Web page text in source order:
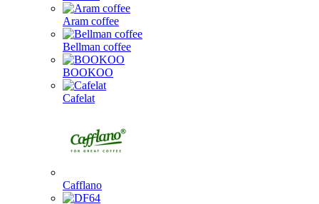
Aram coffee
Bellman coffee
BOOKOO
Cafelat
Cafflano